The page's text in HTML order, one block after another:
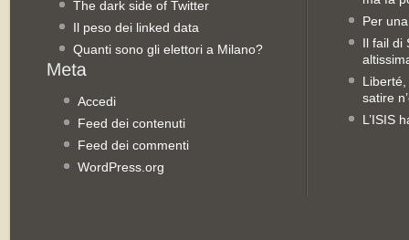
The dark side of Twitter
Il peso dei linked data
Quanti sono gli elettori a Milano?
Accedi
Feed dei contenuti
Feed dei commenti
WordPress.org
Per
Il fail di
satire
L’ISIS